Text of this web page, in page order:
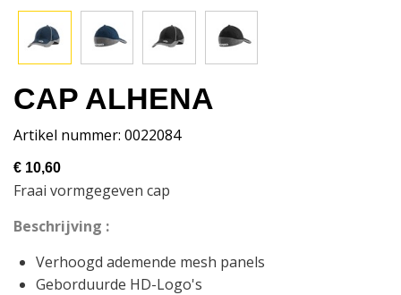
CAP ALHENA
Artikel nummer: 0022084
€ 10,60
Fraai vormgegeven cap
Beschrijving :
Verhoogd ademende mesh panels
Geborduurde HD-Logo's